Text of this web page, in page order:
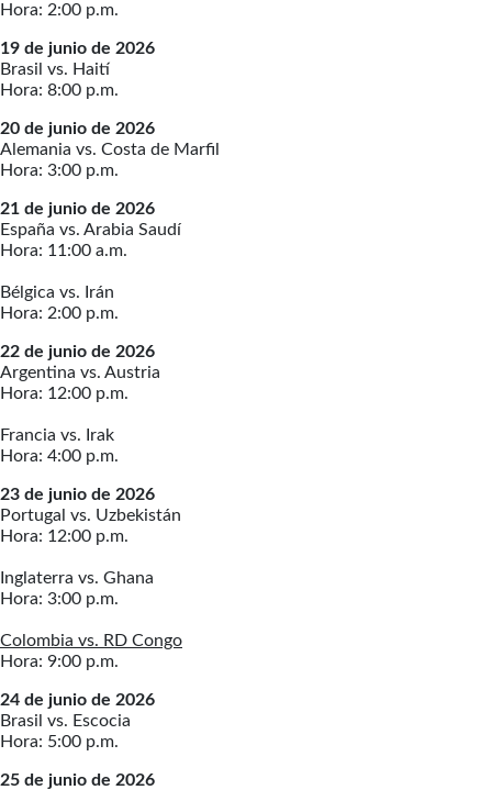
Hora: 2:00 p.m.
19 de junio de 2026
Brasil vs. Haití
Hora: 8:00 p.m.
20 de junio de 2026
Alemania vs. Costa de Marfil
Hora: 3:00 p.m.
21 de junio de 2026
España vs. Arabia Saudí
Hora: 11:00 a.m.
Bélgica vs. Irán
Hora: 2:00 p.m.
22 de junio de 2026
Argentina vs. Austria
Hora: 12:00 p.m.
Francia vs. Irak
Hora: 4:00 p.m.
23 de junio de 2026
Portugal vs. Uzbekistán
Hora: 12:00 p.m.
Inglaterra vs. Ghana
Hora: 3:00 p.m.
Colombia vs. RD Congo
Hora: 9:00 p.m.
24 de junio de 2026
Brasil vs. Escocia
Hora: 5:00 p.m.
25 de junio de 2026